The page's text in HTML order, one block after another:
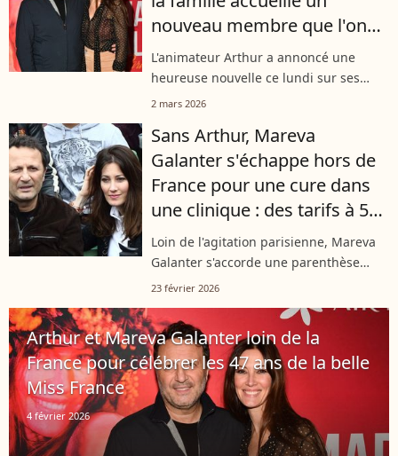
nouveau membre que l'on
découvre en photos
L'animateur Arthur a annoncé une
heureuse nouvelle ce lundi sur ses
réseaux sociaux. Déjà papa d'une petite
Mareva Galanter, il a officiellement...
2 mars 2026
Sans Arthur, Mareva
Galanter s'échappe hors de
France pour une cure dans
une clinique : des tarifs à 5
chiffres affichés
Loin de l'agitation parisienne, Mareva
Galanter s'accorde une parenthèse
bien-être. La femme d'Arthur s'est
échappée précieuse pour prendre soin
d'elle...
23 février 2026
Arthur et Mareva Galanter loin de la
France pour célébrer les 47 ans de la belle
Miss France
4 février 2026